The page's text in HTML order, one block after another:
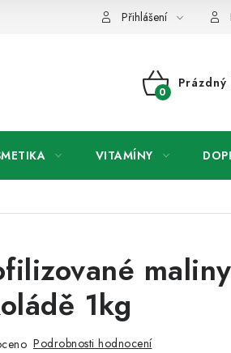
Přihlášení
NÁKUPNÍ
VITAMÍNY
1kg
Podrobnosti hodnocení